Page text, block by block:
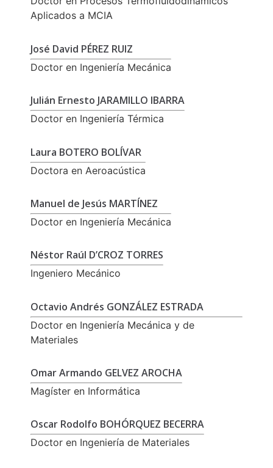
Aplicados a MCIA
José David PÉREZ RUIZ
Doctor en Ingeniería Mecánica
Julián Ernesto JARAMILLO IBARRA
Doctor en Ingeniería Térmica
Laura BOTERO BOLÍVAR
Doctora en Aeroacústica
Manuel de Jesús MARTÍNEZ
Doctor en Ingeniería Mecánica
Néstor Raúl D’CROZ TORRES
Ingeniero Mecánico
Octavio Andrés GONZÁLEZ ESTRADA
Doctor en Ingeniería Mecánica y de
Materiales
Omar Armando GELVEZ AROCHA
Magíster en Informática
Oscar Rodolfo BOHÓRQUEZ BECERRA
Doctor en Ingeniería de Materiales